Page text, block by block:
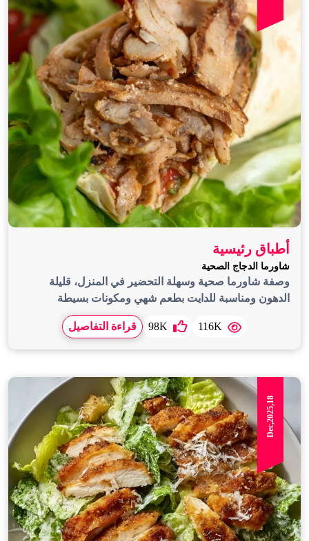
أطباق رئيسية
شاورما الدجاج الصحية
وصفة شاورما صحية وسهلة التحضير في المنزل، قليلة
الدهون ومناسبة للدايت بطعم شهي ومكونات بسيطة
116K
98K قراءة التفاصيل
Dec,2025,18